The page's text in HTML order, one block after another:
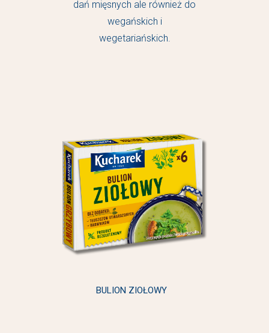
dań mięsnych ale również do
wegańskich i
wegetariańskich.
BULION ZIOŁOWY